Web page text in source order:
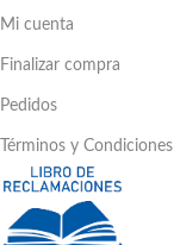
Mi cuenta
Finalizar compra
Pedidos
Términos y Condiciones